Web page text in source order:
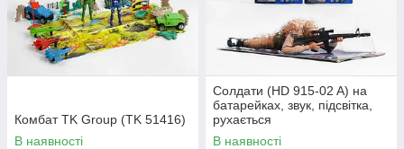
Комбат TK Group (TK 51416)
В наявності
Солдати (HD 915-02 A) на
батарейках, звук, підсвітка,
рухається
В наявності